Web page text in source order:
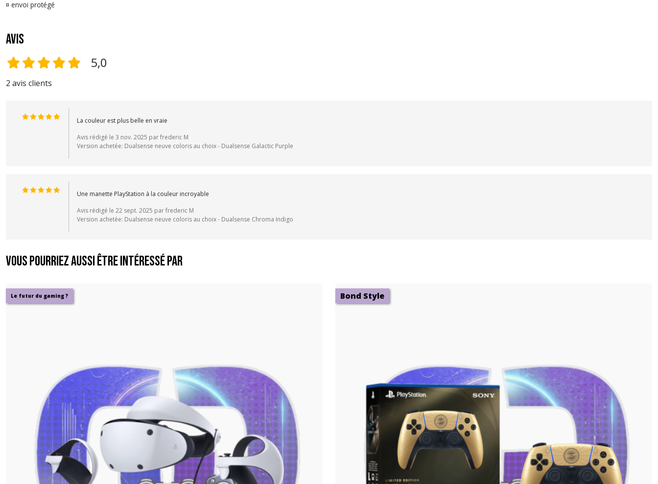
¤ envoi protégé
Avis
5,0
2 avis clients
La couleur est plus belle en vraie
Avis rédigé le 3 nov. 2025 par frederic M
Version achetée: Dualsense neuve coloris au choix - Dualsense Galactic Purple
Une manette PlayStation à la couleur incroyable
Avis rédigé le 22 sept. 2025 par frederic M
Version achetée: Dualsense neuve coloris au choix - Dualsense Chroma Indigo
Vous pourriez aussi être intéressé par
Le futur du gaming ? Bond Style